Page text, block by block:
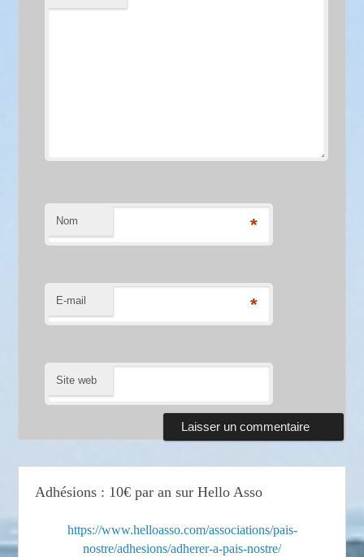
Nom *
E-mail *
Site web
Adhésions : 10€ par an sur Hello Asso
https://www.helloasso.com/associations/pais-
nostre/adhesions/adherer-a-pais-nostre/